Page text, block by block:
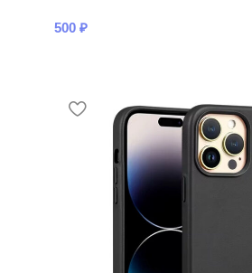
500 ₽